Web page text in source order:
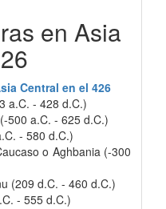
en Asia
Central en el 426
a.C. - 428 d.C.)
500 a.C. - 625 d.C.)
- 580 d.C.)
o Aghbania (-300
(209 d.C. - 460 d.C.)
- 555 d.C.)